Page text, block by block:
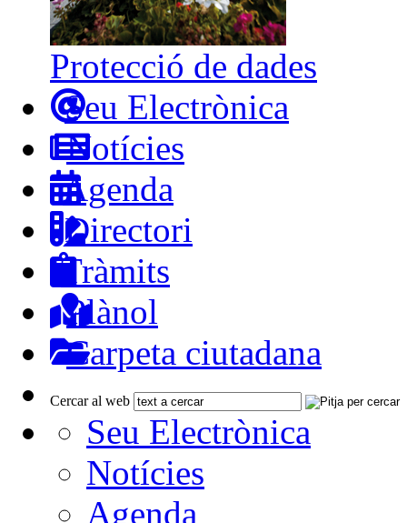
Protecció de dades
Seu Electrònica
Notícies
Agenda
Directori
Tràmits
Plànol
Carpeta ciutadana
Cercar al web
Seu Electrònica
Notícies
Agenda